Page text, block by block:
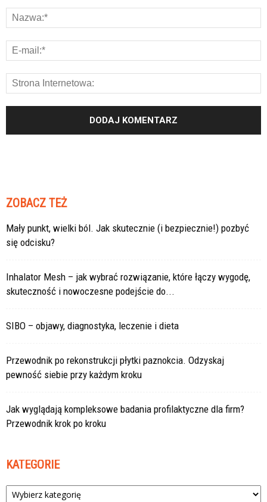
ZOBACZ TEŻ
Mały punkt, wielki ból. Jak skutecznie (i bezpiecznie!) pozbyć
się odcisku?
Inhalator Mesh – jak wybrać rozwiązanie, które łączy wygodę,
skuteczność i nowoczesne podejście do...
SIBO – objawy, diagnostyka, leczenie i dieta
Przewodnik po rekonstrukcji płytki paznokcia. Odzyskaj
pewność siebie przy każdym kroku
Jak wyglądają kompleksowe badania profilaktyczne dla firm?
Przewodnik krok po kroku
KATEGORIE
Kategorie